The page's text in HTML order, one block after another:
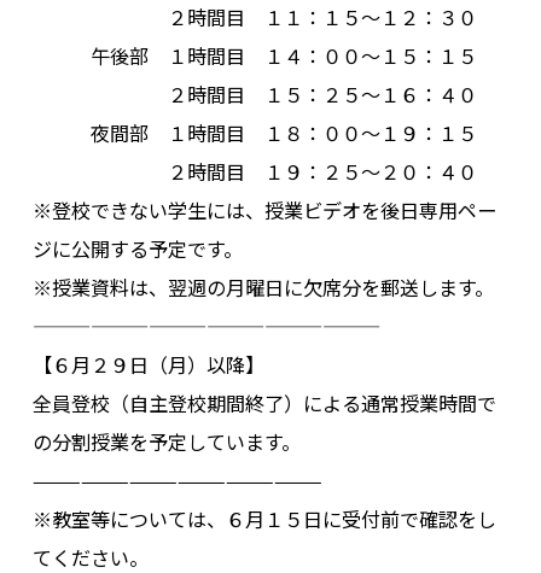
２時間目 １１：１５～１２：３０
午後部 １時間目 １４：００～１５：１５
２時間目 １５：２５～１６：４０
夜間部 １時間目 １８：００～１９：１５
２時間目 １９：２５～２０：４０
※登校できない学生には、授業ビデオを後日専用ペー
ジに公開する予定です。
※授業資料は、翌週の月曜日に欠席分を郵送します。
——————————————————
【６月２９日（月）以降】
全員登校（自主登校期間終了）による通常授業時間で
の分割授業を予定しています。
——————————————————
※教室等については、６月１５日に受付前で確認をし
てください。